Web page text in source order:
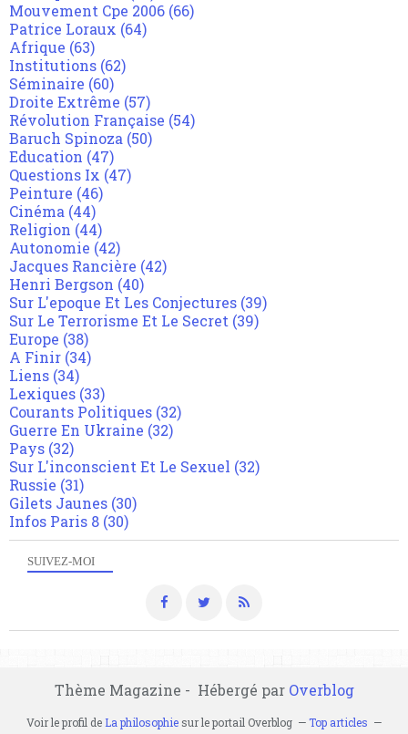
SUIVEZ-MOI
Mouvement Cpe 2006 (66)
Patrice Loraux (64)
Afrique (63)
Institutions (62)
Séminaire (60)
Droite Extrême (57)
Révolution Française (54)
Baruch Spinoza (50)
Education (47)
Questions Ix (47)
Peinture (46)
Cinéma (44)
Religion (44)
Autonomie (42)
Jacques Rancière (42)
Henri Bergson (40)
Sur L'epoque Et Les Conjectures (39)
Sur Le Terrorisme Et Le Secret (39)
Europe (38)
A Finir (34)
Liens (34)
Lexiques (33)
Courants Politiques (32)
Guerre En Ukraine (32)
Pays (32)
Sur L'inconscient Et Le Sexuel (32)
Russie (31)
Gilets Jaunes (30)
Infos Paris 8 (30)
Thème Magazine - Hébergé par Overblog
Voir le profil de La philosophiesur le portail Overblog
Top articles